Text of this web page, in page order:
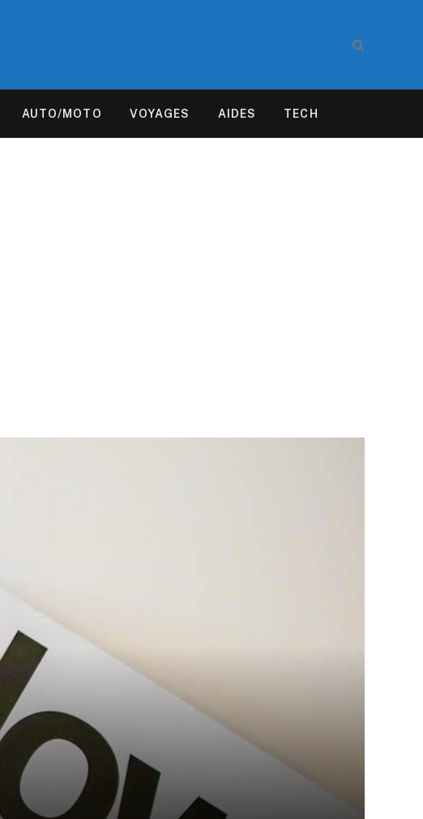
AUTO/MOTO VOYAGES AIDES TECH